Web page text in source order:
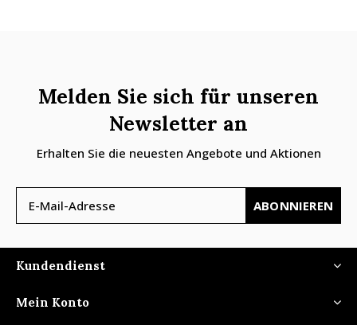
Melden Sie sich für unseren
Newsletter an
Erhalten Sie die neuesten Angebote und Aktionen
ABONNIEREN
Kundendienst
Mein Konto